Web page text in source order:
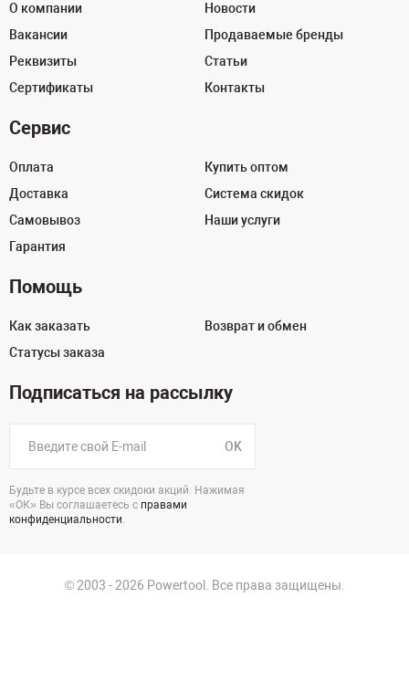
О компании
Вакансии
Реквизиты
Сертификаты
Новости
Продаваемые бренды
Статьи
Контакты
Сервис
Оплата
Доставка
Самовывоз
Гарантия
Купить оптом
Система скидок
Наши услуги
Помощь
Как заказать
Статусы заказа
Возврат и обмен
Подписаться на рассылку
OK
Будьте в курсе всех скидоки акций. Нажимая
«ОК» Вы соглашаетесь с правами
конфиденциальности.
© 2003 - 2026 Powertool. Все права защищены.